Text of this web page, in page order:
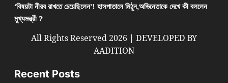
‘বিষয়টা নীরব রাখতে চেয়েছিলেন’! হাসপাতালে মিঠুন,অভিনেতাকে দেখে কী বললেন
মুখ্যমন্ত্রী ?
All Rights Reserved 2026 | DEVELOPED BY
AADITION
Recent Posts